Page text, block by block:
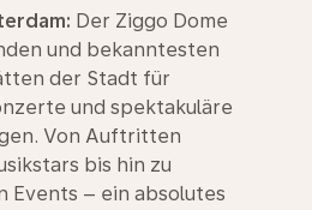
Der Ziggo Dome
und bekanntesten
der Stadt für
und spektakuläre
Von Auftritten
bis hin zu
Events – ein absolutes